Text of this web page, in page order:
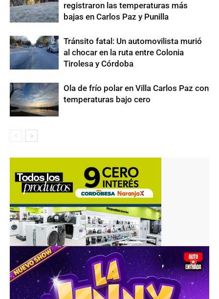
registraron las temperaturas más
bajas en Carlos Paz y Punilla
Tránsito fatal: Un automovilista murió
al chocar en la ruta entre Colonia
Tirolesa y Córdoba
Ola de frío polar en Villa Carlos Paz con
temperaturas bajo cero